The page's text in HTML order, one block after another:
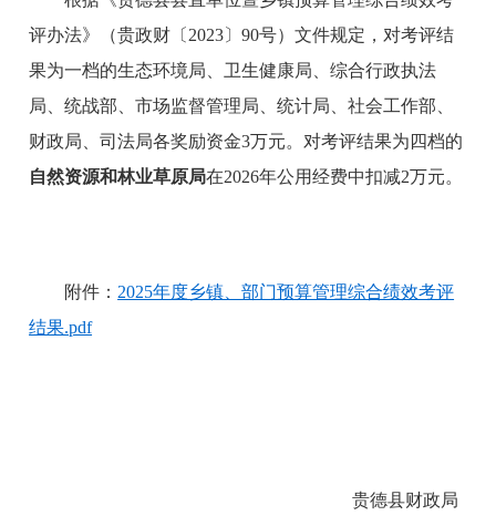
评办法》（贵政财〔2023〕90号）文件规定，对考评结
果为一档的生态环境局、卫生健康局、综合行政执法
局、统战部、市场监督管理局、统计局、社会工作部、
财政局、司法局各奖励资金3万元。对考评结果为四档的
自然资源和林业草原局在2026年公用经费中扣减2万元。
附件： 2025年度乡镇、部门预算管理综合绩效考评
结果.pdf
贵德县财政局